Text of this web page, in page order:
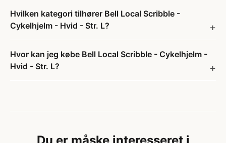
Hvilken kategori tilhører Bell Local Scribble -
Cykelhjelm - Hvid - Str. L?
Hvor kan jeg købe Bell Local Scribble - Cykelhjelm -
Hvid - Str. L?